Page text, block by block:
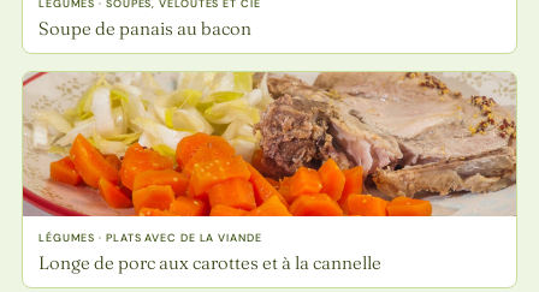
LÉGUMES · SOUPES, VELOUTÉS ET CIE
Soupe de panais au bacon
LÉGUMES · PLATS AVEC DE LA VIANDE
Longe de porc aux carottes et à la cannelle